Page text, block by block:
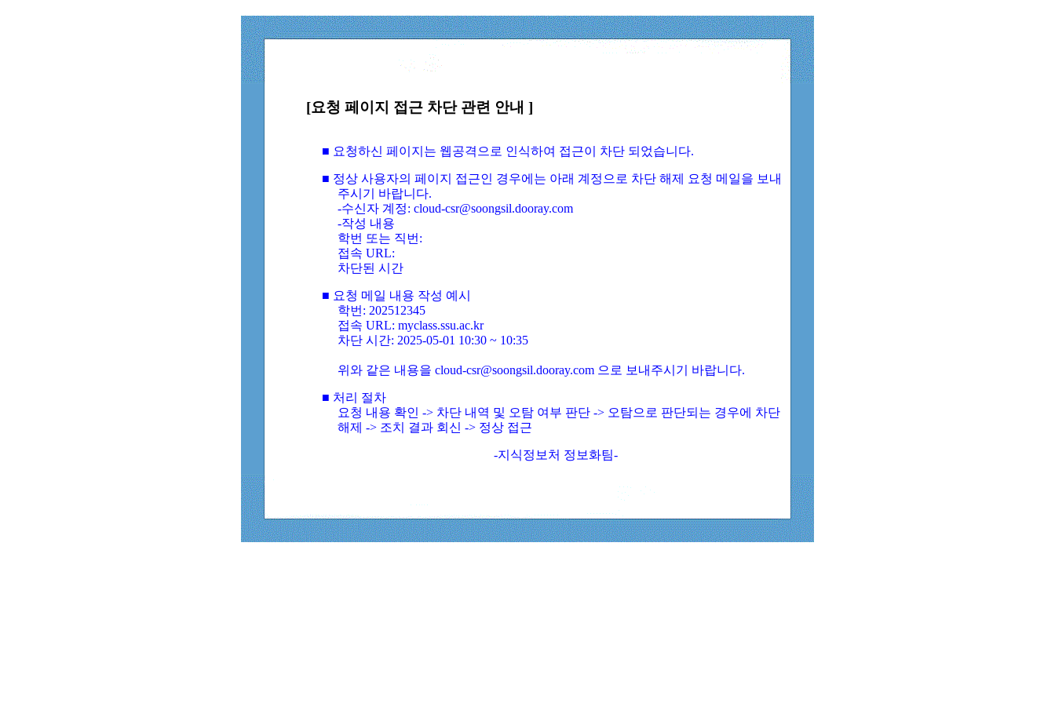
[요청 페이지 접근 차단 관련 안내 ]
■ 요청하신 페이지는 웹공격으로 인식하여 접근이 차단 되었습니다.
■ 정상 사용자의 페이지 접근인 경우에는 아래 계정으로 차단 해제 요청 메일을 보내
주시기 바랍니다.
-수신자 계정: cloud-csr@soongsil.dooray.com
-작성 내용
학번 또는 직번:
접속 URL:
차단된 시간
■ 요청 메일 내용 작성 예시
학번: 202512345
접속 URL: myclass.ssu.ac.kr
차단 시간: 2025-05-01 10:30 ~ 10:35
위와 같은 내용을 cloud-csr@soongsil.dooray.com 으로 보내주시기 바랍니다.
■ 처리 절차
요청 내용 확인 -> 차단 내역 및 오탐 여부 판단 -> 오탐으로 판단되는 경우에 차단
해제 -> 조치 결과 회신 -> 정상 접근
-지식정보처 정보화팀-